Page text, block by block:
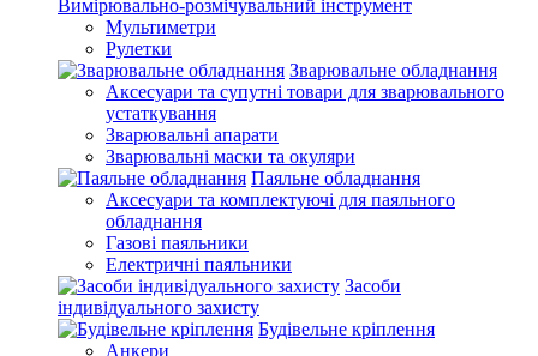
Вимірювально-розмічувальний інструмент
Мультиметри
Рулетки
Зварювальне обладнання
Аксесуари та супутні товари для зварювального
устаткування
Зварювальні апарати
Зварювальні маски та окуляри
Паяльне обладнання
Аксесуари та комплектуючі для паяльного
обладнання
Газові паяльники
Електричні паяльники
Засоби
індивідуального захисту
Будівельне кріплення
Анкери